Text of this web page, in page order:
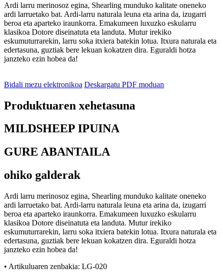
Ardi larru merinosoz egina, Shearling munduko kalitate oneneko
ardi larruetako bat. Ardi-larru naturala leuna eta arina da, izugarri
beroa eta aparteko iraunkorra. Emakumeen luxuzko eskularru
klasikoa Dotore diseinatuta eta landuta. Mutur irekiko
eskumuturrarekin, larru soka itxiera batekin lotua. Itxura naturala eta
edertasuna, guztiak bere lekuan kokatzen dira. Eguraldi hotza
janzteko ezin hobea da!
Bidali mezu elektronikoa Deskargatu PDF moduan
Produktuaren xehetasuna
MILDSHEEP IPUINA
GURE ABANTAILA
ohiko galderak
Ardi larru merinosoz egina, Shearling munduko kalitate oneneko
ardi larruetako bat. Ardi-larru naturala leuna eta arina da, izugarri
beroa eta aparteko iraunkorra. Emakumeen luxuzko eskularru
klasikoa Dotore diseinatuta eta landuta. Mutur irekiko
eskumuturrarekin, larru soka itxiera batekin lotua. Itxura naturala eta
edertasuna, guztiak bere lekuan kokatzen dira. Eguraldi hotza
janzteko ezin hobea da!
• Artikuluaren zenbakia: LG-020